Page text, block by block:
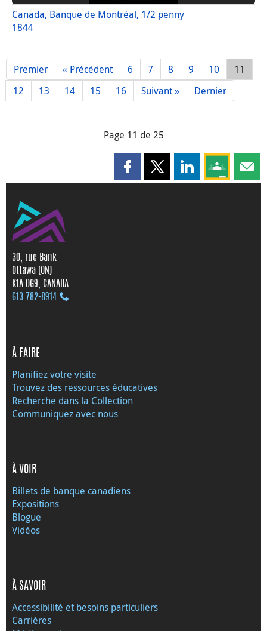
Canada, Banque de Montréal, 1/2 penny
1844
Premier « Précédent 6 7 8 9 10
11
12
13 14 15 16 Suivant » Dernier
Page 11 de 25
Partager cette page sur
Partager cette page sur X
Partager cette
Partagez
30, rue Bank
Ottawa (ON)
K1A 0G9, CANADA
613 782‑8914
À FAIRE
Planifiez votre visite
Trouvez des ressources éducatives
Recherche dans la Collection
Communiquez avec nous
À VOIR
Billets de banque canadiens
Expositions
Blogue
Vidéos
À SAVOIR
Accessibilité et besoins particuliers
Carrières